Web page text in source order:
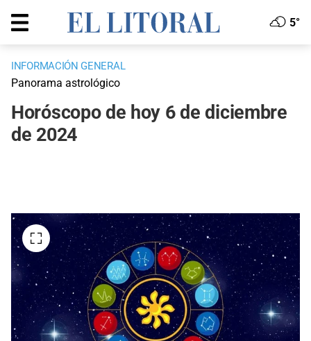
5°
INFORMACIÓN GENERAL
Panorama astrológico
Horóscopo de hoy 6 de diciembre
de 2024